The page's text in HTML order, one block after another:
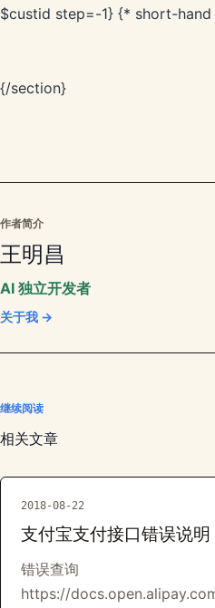
$custid step=-1} {* short-
{/section}
作者简介
王明昌
AI 独立开发者
关于我 →
继续阅读
相关文章
2018-08-22
支付宝支付接口错误说明
错误查询
https://